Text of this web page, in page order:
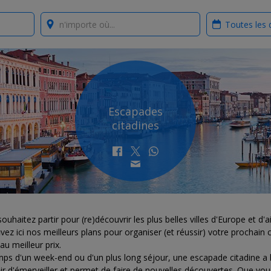
Where? When?
Escapades
citadines
partir pour (re)découvrir les plus belles villes d'Europe et
ici nos meilleurs plans pour organiser (et réussir) votre prochain
meilleur prix.
d'un week-end ou d'un plus long séjour, une escapade citadine a